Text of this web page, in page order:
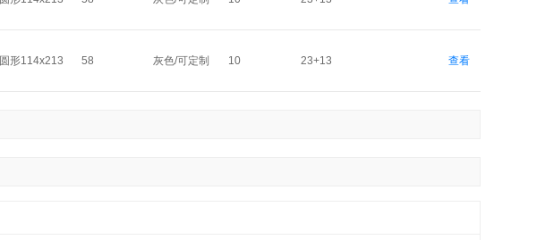
圆形114x213 58 灰色/可定制 10 23+13 查看